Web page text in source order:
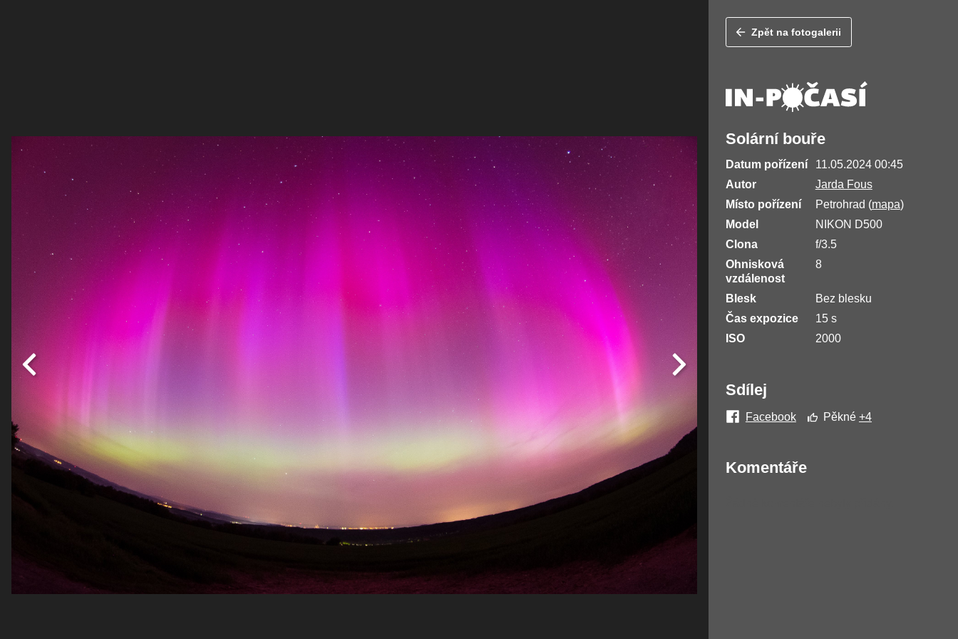
Zpět na fotogalerii
Solární bouře
Datum pořízení
11.05.2024 00:45
Autor
Jarda Fous
Místo pořízení
Petrohrad (mapa)
Model
NIKON D500
Clona
f/3.5
Ohnisková
vzdálenost
8
Blesk
Bez blesku
Čas expozice
15 s
ISO
2000
Sdílej
Facebook Pěkné +4
Komentáře